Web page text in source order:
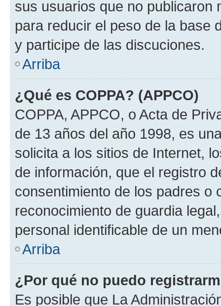
sus usuarios que no publicaron
para reducir el peso de la base
y participe de las discuciones.
Arriba
¿Qué es COPPA? (APPCO)
COPPA, APPCO, o Acta de
de 13 años del año 1998, es
solicita a los sitios de Internet,
de información, que el registro
consentimiento de los padres o
reconocimiento de guardia
personal identificable de un
Arriba
¿Por qué no puedo
Es posible que La